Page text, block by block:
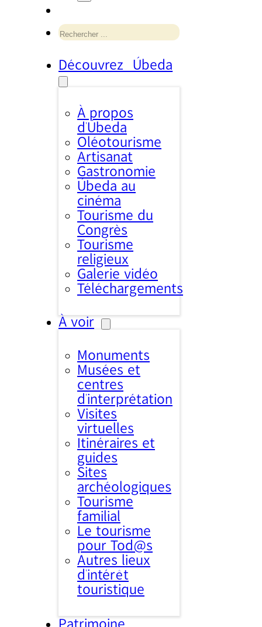
Rechercher
Découvrez Úbeda
À propos
d’Úbeda
Oléotourisme
Artisanat
Gastronomie
Úbeda au
cinéma
Tourisme du
Congrès
Tourisme
religieux
Galerie vidéo
Téléchargements
À voir
Monuments
Musées et
centres
d’interprétation
Visites
virtuelles
Itinéraires et
guides
Sites
archéologiques
Tourisme
familial
Le tourisme
pour Tod@s
Autres lieux
d'intérêt
touristique